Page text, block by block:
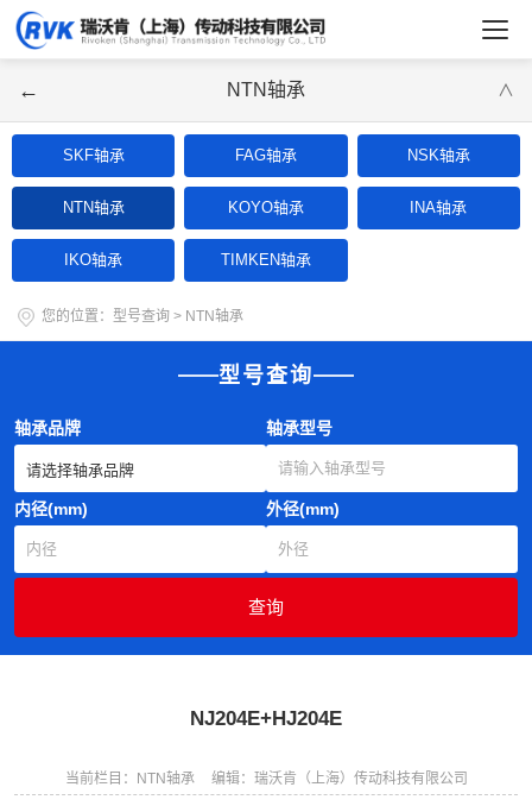
← NTN轴承 ∨
SKF轴承 FAG轴承 NSK轴承
NTN轴承 KOYO轴承 INA轴承
IKO轴承 TIMKEN轴承
您的位置： 型号查询 > NTN轴承
型号查询
轴承品牌 轴承型号
内径(mm) 外径(mm)
NJ204E+HJ204E
当前栏目：NTN轴承 编辑：瑞沃肯（上海）传动科技有限公司